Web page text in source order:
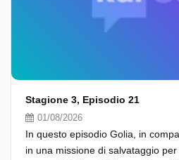
Stagione 3, Episodio 21
01/08/2026
In questo episodio Golia, in
in una missione di salvataggio